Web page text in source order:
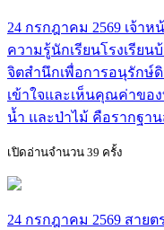
24 กรกฎาคม 2569 เจ้า
ความรู้นักเรียนโรงเรีย
จิตสำนึกเพื่อการอนุรักษ์
เข้าใจและเห็นคุณค่าขอ
น้ำ และป่าไม้ คือรากฐา
เปิดอ่านจำนวน 39 ครั้ง
24 กรกฎาคม 2569 สาย